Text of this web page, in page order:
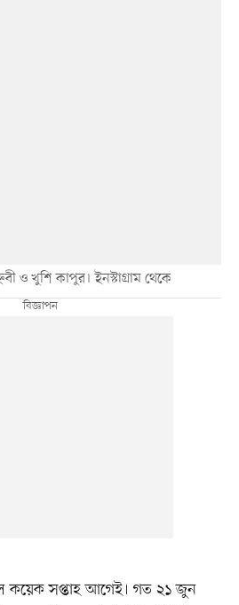
ও খুশি কাপুর। ইনস্টাগ্রাম থেকে
কয়েক সপ্তাহ আগেই। গত ২১ জুন